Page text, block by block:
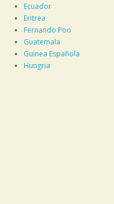
Ecuador
Eritrea
Fernando Poo
Guatemala
Guinea Española
Hungria